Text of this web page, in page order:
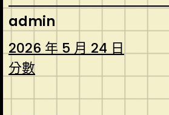
admin
2026 年 5 月 24 日
分數